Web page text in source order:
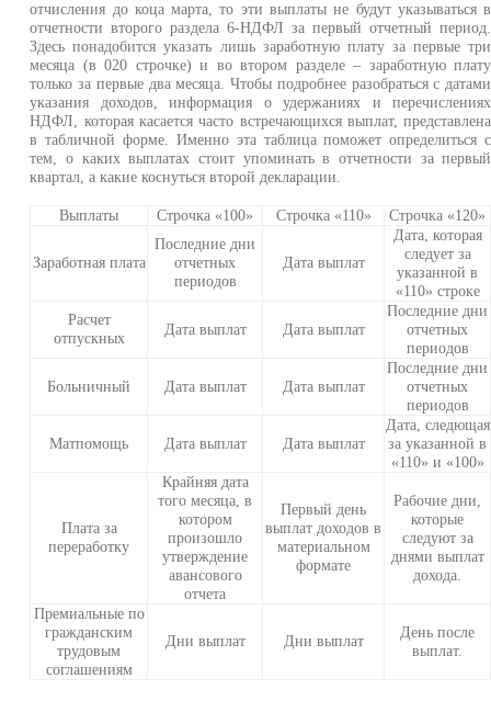
отчисления до коца марта, то эти выплаты не будут указываться в
отчетности второго раздела 6-НДФЛ за первый отчетный период.
Здесь понадобится указать лишь заработную плату за первые три
месяца (в 020 строчке) и во втором разделе – заработную плату
только за первые два месяца. Чтобы подробнее разобраться с датами
указания доходов, информация о удержаниях и перечислениях
НДФЛ, которая касается часто встречающихся выплат, представлена
в табличной форме. Именно эта таблица поможет определиться с
тем, о каких выплатах стоит упоминать в отчетности за первый
квартал, а какие коснуться второй декларации.
Выплаты Строчка «100» Строчка «110» Строчка «120»
Заработная плата
Последние дни
отчетных
периодов
Дата выплат
Дата, которая
следует за
указанной в
«110» строке
Расчет
отпускных
Дата выплат Дата выплат
Последние дни
отчетных
периодов
Больничный Дата выплат Дата выплат
Последние дни
отчетных
периодов
Матпомощь Дата выплат Дата выплат
Дата, следющая
за указанной в
«110» и «100»
Плата за
переработку
Крайняя дата
того месяца, в
котором
произошло
утверждение
авансового
отчета
Первый день
выплат доходов в
материальном
формате
Рабочие дни,
которые
следуют за
днями выплат
дохода.
Премиальные по
гражданским
трудовым
соглашениям
Дни выплат Дни выплат
День после
выплат.